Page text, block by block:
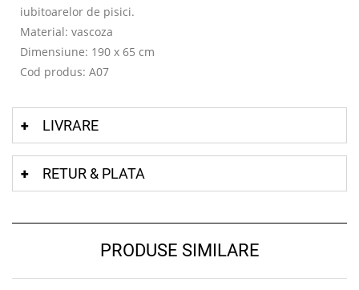
iubitoarelor de pisici.
Material: vascoza
Dimensiune: 190 x 65 cm
Cod produs: A07
LIVRARE
RETUR & PLATA
PRODUSE SIMILARE